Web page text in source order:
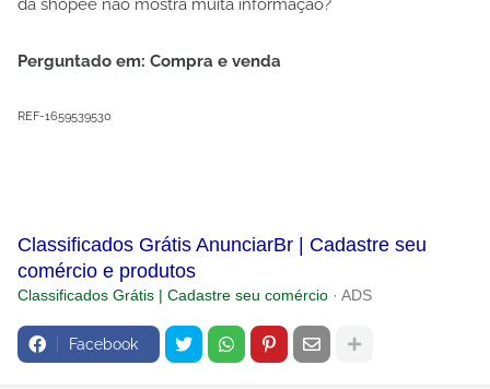
da shopee não mostra muita informação?
Perguntado em: Compra e venda
REF-1659539530
Classificados Grátis AnunciarBr | Cadastre seu
comércio e produtos
Classificados Grátis | Cadastre seu comércio · ADS
Facebook